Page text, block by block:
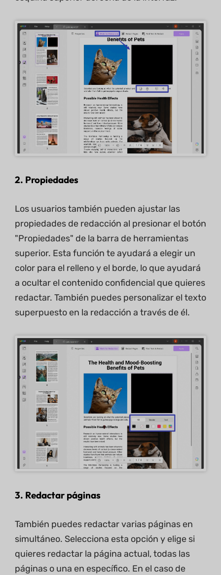
2. Propiedades
Los usuarios también pueden ajustar las
propiedades de redacción al presionar el botón
"Propiedades" de la barra de herramientas
superior. Esta función te ayudará a elegir un
color para el relleno y el borde, lo que ayudará
a ocultar el contenido confidencial que quieres
redactar. También puedes personalizar el texto
superpuesto en la redacción a través de él.
3. Redactar páginas
También puedes redactar varias páginas en
simultáneo. Selecciona esta opción y elige si
quieres redactar la página actual, todas las
páginas o una en específico. En el caso de